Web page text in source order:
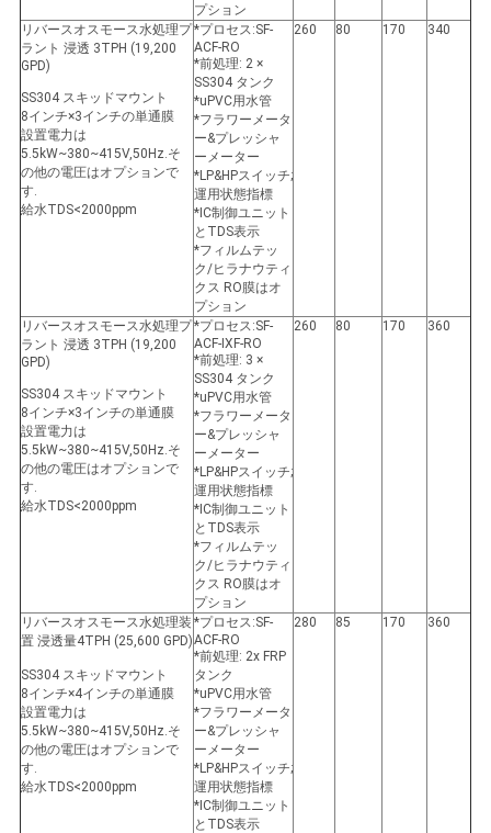
プション
リバースオスモース水処理プ
ラント 浸透 3TPH (19,200
GPD)
SS304 スキッドマウント
8インチ×3インチの単通膜
設置電力は
5.5kW~380~415V,50Hz.そ
の他の電圧はオプションで
す.
給水TDS<2000ppm
*プロセス:SF-
ACF-RO
*前処理: 2 ×
SS304 タンク
*uPVC用水管
*フラワーメータ
ー&プレッシャ
ーメーター
*LP&HPスイッチ;
運用状態指標
*IC制御ユニット
とTDS表示
*フィルムテッ
ク/ヒラナウティ
クス RO膜はオ
プション
260 80 170 340
リバースオスモース水処理プ
ラント 浸透 3TPH (19,200
GPD)
SS304 スキッドマウント
8インチ×3インチの単通膜
設置電力は
5.5kW~380~415V,50Hz.そ
の他の電圧はオプションで
す.
給水TDS<2000ppm
*プロセス:SF-
ACF-IXF-RO
*前処理: 3 ×
SS304 タンク
*uPVC用水管
*フラワーメータ
ー&プレッシャ
ーメーター
*LP&HPスイッチ;
運用状態指標
*IC制御ユニット
とTDS表示
*フィルムテッ
ク/ヒラナウティ
クス RO膜はオ
プション
260 80 170 360
リバースオスモース水処理装
置 浸透量4TPH (25,600 GPD)
SS304 スキッドマウント
8インチ×4インチの単通膜
設置電力は
5.5kW~380~415V,50Hz.そ
の他の電圧はオプションで
す.
給水TDS<2000ppm
*プロセス:SF-
ACF-RO
*前処理: 2x FRP
タンク
*uPVC用水管
*フラワーメータ
ー&プレッシャ
ーメーター
*LP&HPスイッチ;
運用状態指標
*IC制御ユニット
とTDS表示
280 85 170 360